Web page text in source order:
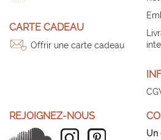
CARTE CADEAU
Offrir une carte cadeau
REJOIGNEZ-NOUS
Un